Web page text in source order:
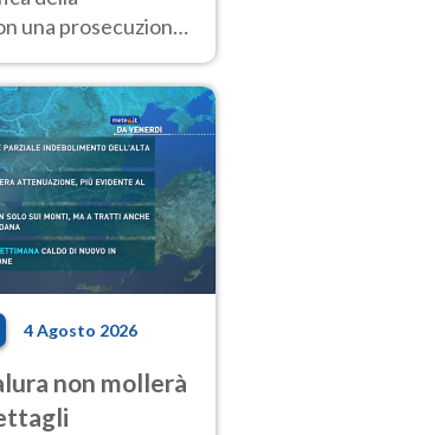
una prosecuzione
la settimana di
4 Agosto 2026
non mollerà